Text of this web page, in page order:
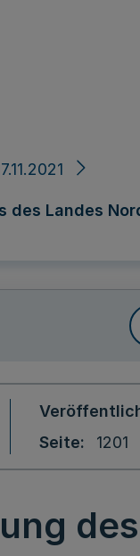
Landes
Seite
1201